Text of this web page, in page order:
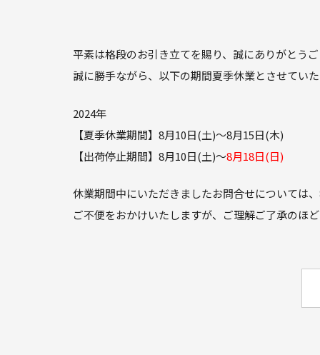
平素は格段のお引き立てを賜り、誠にありがとう
誠に勝手ながら、以下の期間夏季休業とさせてい
2024年
【夏季休業期間】8月10日(土)～8月15日(木)
【出荷停止期間】8月10日(土)～8月18日(日)
休業期間中にいただきましたお問合せについては
ご不便をおかけいたしますが、ご理解ご了承のほ